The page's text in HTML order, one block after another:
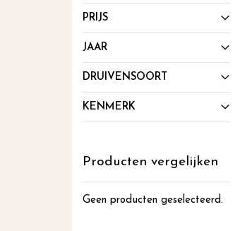
PRIJS
JAAR
DRUIVENSOORT
KENMERK
Producten vergelijken
Geen producten geselecteerd.